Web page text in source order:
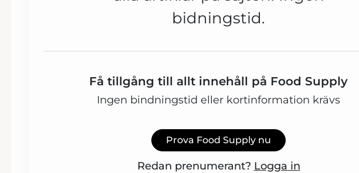
bidningstid.
Få tillgång till allt innehåll på Food Supply
Ingen bindningstid eller kortinformation krävs
Prova Food Supply nu
Redan prenumerant? Logga in